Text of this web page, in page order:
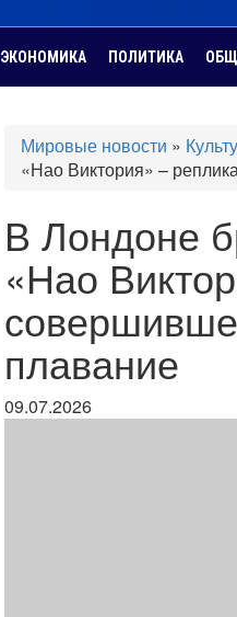
ЭКОНОМИКА ПОЛИТИКА
Мировые новости »
«Нао Виктория» –
В Лондоне
«Нао
плавание
09.07.2026